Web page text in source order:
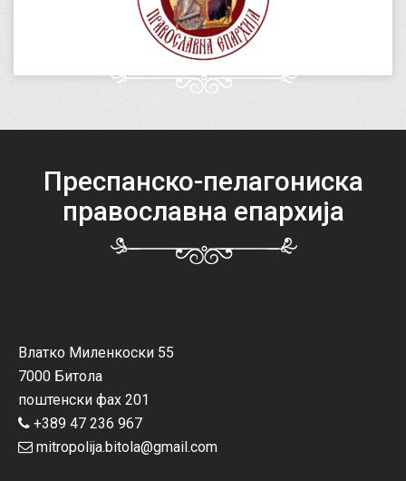
Преспанско-пелагониска
православна епархија
Влатко Миленкоски 55
7000 Битола
поштенски фах 201
+389 47 236 967
mitropolija.bitola@gmail.com